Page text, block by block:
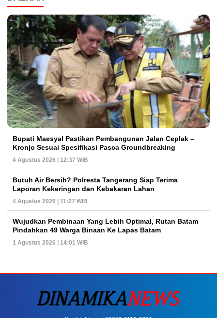
Bupati Maesyal Pastikan Pembangunan Jalan Ceplak –
Kronjo Sesuai Spesifikasi Pasca Groundbreaking
4 Agustus 2026 | 12:37 WIB
Butuh Air Bersih? Polresta Tangerang Siap Terima
Laporan Kekeringan dan Kebakaran Lahan
4 Agustus 2026 | 11:27 WIB
Wujudkan Pembinaan Yang Lebih Optimal, Rutan Batam
Pindahkan 49 Warga Binaan Ke Lapas Batam
1 Agustus 2026 | 14:01 WIB